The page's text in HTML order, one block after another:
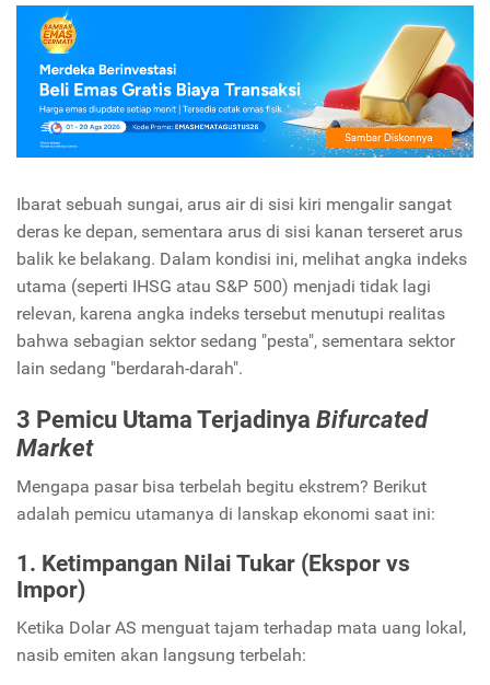
Ibarat sebuah sungai, arus air di sisi kiri mengalir sangat
deras ke depan, sementara arus di sisi kanan terseret arus
balik ke belakang. Dalam kondisi ini, melihat angka indeks
utama (seperti IHSG atau S&P 500) menjadi tidak lagi
relevan, karena angka indeks tersebut menutupi realitas
bahwa sebagian sektor sedang "pesta", sementara sektor
lain sedang "berdarah-darah".
3 Pemicu Utama Terjadinya Bifurcated
Market
Mengapa pasar bisa terbelah begitu ekstrem? Berikut
adalah pemicu utamanya di lanskap ekonomi saat ini:
1. Ketimpangan Nilai Tukar (Ekspor vs
Impor)
Ketika Dolar AS menguat tajam terhadap mata uang lokal,
nasib emiten akan langsung terbelah: